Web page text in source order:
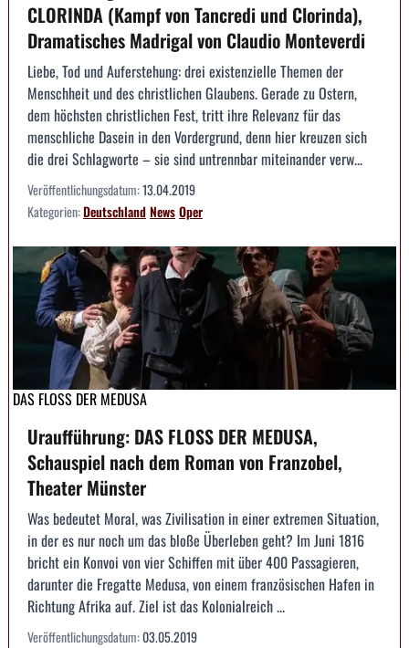
CLORINDA (Kampf von Tancredi und Clorinda),
Dramatisches Madrigal von Claudio Monteverdi
Liebe, Tod und Auferstehung: drei existenzielle Themen der
Menschheit und des christlichen Glaubens. Gerade zu Ostern,
dem höchsten christlichen Fest, tritt ihre Relevanz für das
menschliche Dasein in den Vordergrund, denn hier kreuzen sich
die drei Schlagworte – sie sind untrennbar miteinander verw...
Veröffentlichungsdatum:13.04.2019
Kategorien:DeutschlandNewsOper
DAS FLOSS DER MEDUSA
Uraufführung: DAS FLOSS DER MEDUSA,
Schauspiel nach dem Roman von Franzobel,
Theater Münster
Was bedeutet Moral, was Zivilisation in einer extremen Situation,
in der es nur noch um das bloße Überleben geht? Im Juni 1816
bricht ein Konvoi von vier Schiffen mit über 400 Passagieren,
darunter die Fregatte Medusa, von einem französischen Hafen in
Richtung Afrika auf. Ziel ist das Kolonialreich ...
Veröffentlichungsdatum:03.05.2019